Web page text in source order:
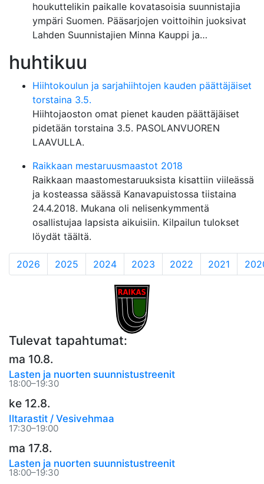
houkuttelikin paikalle kovatasoisia suunnistajia
ympäri Suomen. Pääsarjojen voittoihin juoksivat
Lahden Suunnistajien Minna Kauppi ja…
huhtikuu
Hiihtokoulun ja sarjahiihtojen kauden päättäjäiset
torstaina 3.5.
Hiihtojaoston omat pienet kauden päättäjäiset
pidetään torstaina 3.5. PASOLANVUOREN
LAAVULLA.
Raikkaan mestaruusmaastot 2018
Raikkaan maastomestaruuksista kisattiin viileässä
ja kosteassa säässä Kanavapuistossa tiistaina
24.4.2018. Mukana oli nelisenkymmentä
osallistujaa lapsista aikuisiin. Kilpailun tulokset
löydät täältä.
2026 2025 2024 2023 2022 2021
Tulevat tapahtumat:
ma 10.8.
Lasten ja nuorten suunnistustreenit
18:00–19:30
ke 12.8.
Iltarastit / Vesivehmaa
17:30–19:00
ma 17.8.
Lasten ja nuorten suunnistustreenit
18:00–19:30